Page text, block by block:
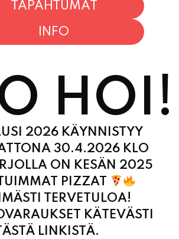
TAPAHTUMAT
INFO
HOI!
2026 KÄYNNISTYY
30.4.2026 KLO
ON KESÄN 2025
PIZZAT
TERVETULOA!
KÄTEVÄSTI
TÄSTÄ LINKISTÄ.